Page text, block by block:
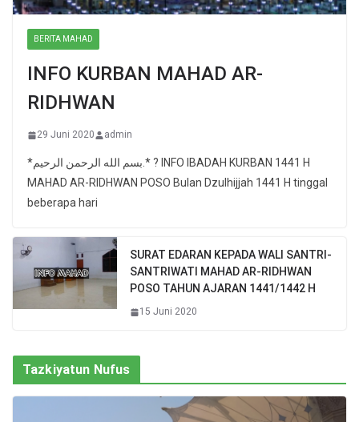
BERITA MAHAD
INFO KURBAN MAHAD AR-
RIDHWAN
29 Juni 2020 admin
*بسم الله الرحمن الرحيم.* ? INFO IBADAH KURBAN 1441 H
MAHAD AR-RIDHWAN POSO Bulan Dzulhijjah 1441 H tinggal
beberapa hari
SURAT EDARAN KEPADA WALI SANTRI-
SANTRIWATI MAHAD AR-RIDHWAN
POSO TAHUN AJARAN 1441/1442 H
15 Juni 2020
Tazkiyatun Nufus